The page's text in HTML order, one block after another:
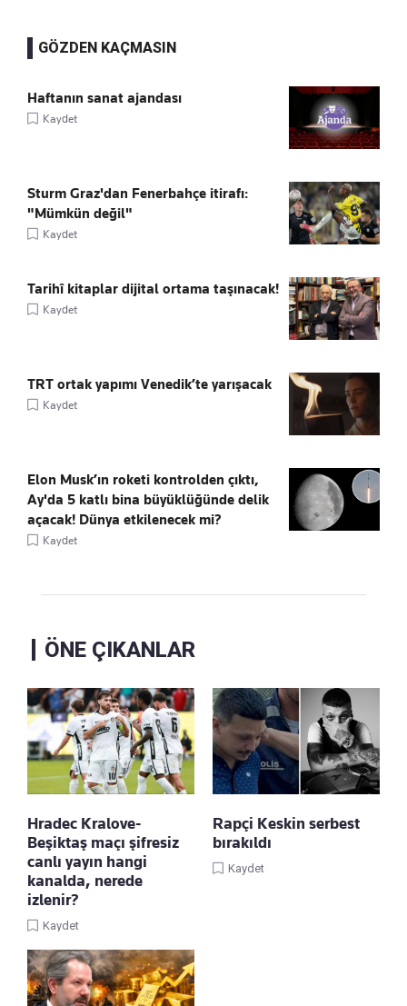
GÖZDEN KAÇMASIN
Haftanın sanat ajandası
Kaydet
Sturm Graz'dan Fenerbahçe itirafı:
"Mümkün değil"
Kaydet
Tarihî kitaplar dijital ortama taşınacak!
Kaydet
TRT ortak yapımı Venedik’te yarışacak
Kaydet
Elon Musk’ın roketi kontrolden çıktı,
Ay'da 5 katlı bina büyüklüğünde delik
açacak! Dünya etkilenecek mi?
Kaydet
ÖNE ÇIKANLAR
Hradec Kralove-
Beşiktaş maçı şifresiz
canlı yayın hangi
kanalda, nerede
izlenir?
Kaydet
Rapçi Keskin serbest
bırakıldı
Kaydet